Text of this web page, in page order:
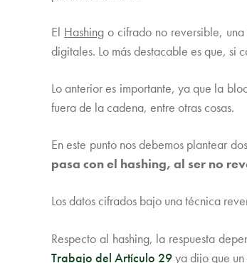
El Hashing o cifrado no reversible,
digitales. Lo más destacable es que, si
Lo anterior es importante, ya que la
fuera de la cadena, entre otras cosas.
En este punto nos debemos plantear
pasa con el hashing, al ser no
Los datos cifrados bajo una técnica
Respecto al hashing, la respuesta
Trabajo del Artículo 29ya dijo que un